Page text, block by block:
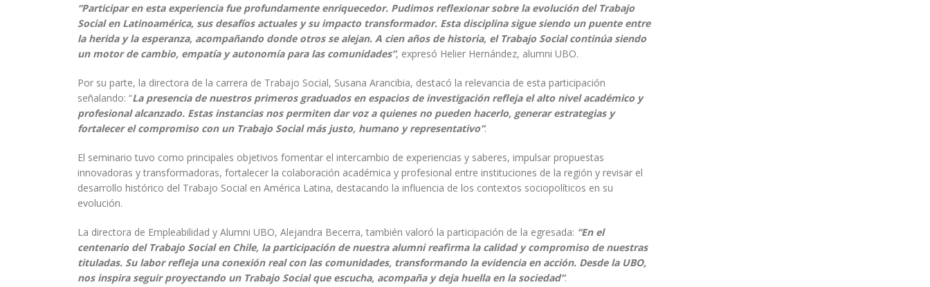
“Participar en esta experiencia fue profundamente enriquecedor. Pudimos reflexionar sobre la evolución del Trabajo
Social en Latinoamérica, sus desafíos actuales y su impacto transformador. Esta disciplina sigue siendo un puente entre
la herida y la esperanza, acompañando donde otros se alejan. A cien años de historia, el Trabajo Social continúa siendo
un motor de cambio, empatía y autonomía para las comunidades”, expresó Helier Hernández, alumni UBO.
Por su parte, la directora de la carrera de Trabajo Social, Susana Arancibia, destacó la relevancia de esta participación
señalando: “La presencia de nuestros primeros graduados en espacios de investigación refleja el alto nivel académico y
profesional alcanzado. Estas instancias nos permiten dar voz a quienes no pueden hacerlo, generar estrategias y
fortalecer el compromiso con un Trabajo Social más justo, humano y representativo”.
El seminario tuvo como principales objetivos fomentar el intercambio de experiencias y saberes, impulsar propuestas
innovadoras y transformadoras, fortalecer la colaboración académica y profesional entre instituciones de la región y revisar el
desarrollo histórico del Trabajo Social en América Latina, destacando la influencia de los contextos sociopolíticos en su
evolución.
La directora de Empleabilidad y Alumni UBO, Alejandra Becerra, también valoró la participación de la egresada: “En el
centenario del Trabajo Social en Chile, la participación de nuestra alumni reafirma la calidad y compromiso de nuestras
tituladas. Su labor refleja una conexión real con las comunidades, transformando la evidencia en acción. Desde la UBO,
nos inspira seguir proyectando un Trabajo Social que escucha, acompaña y deja huella en la sociedad”.